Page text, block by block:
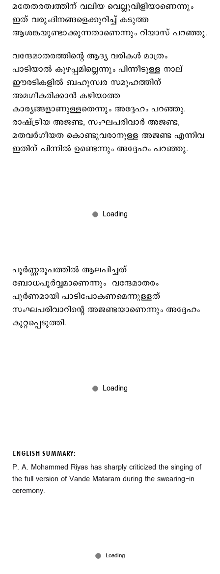
മതേതരത്വത്തിന് വലിയ വെല്ലുവിളിയാണെന്നും
ഇത് വരുംദിനങ്ങളെക്കുറിച്ച് കടുത്ത
ആശങ്കയുണ്ടാക്കുന്നതാണെന്നും റിയാസ് പറഞ്ഞു.
വന്ദേമാതരത്തിന്റെ ആദ്യ വരികൾ മാത്രം
പാടിയാല്‍ കുഴപ്പമില്ലെന്നും പിന്നീടുള്ള നാല്
ഈരടികളില്‍ ബഹുസ്വര സമൂഹത്തിന്
അമഗീകരിക്കാന്‍ കഴിയാത്ത
കാര്യങ്ങളാണുള്ളതെന്നും അദ്ദേഹം പറഞ്ഞു.
രാഷ്ട്രീയ അജണ്ട, സംഘപരിവാര്‍ അജണ്ട,
മതവര്‍ഗീയത കൊണ്ടുവരാനുള്ള അജണ്ട എന്നിവ
ഇതിന് പിന്നില്‍ ഉണ്ടെന്നും അദ്ദേഹം പറഞ്ഞു.
പൂർണ്ണരൂപത്തിൽ ആലപിച്ചത്
ബോധപൂർവ്വമാണെന്നും വന്ദേമാതരം
പൂര്‍ണമായി പാടിപോകണമെന്നുള്ളത്
സംഘപരിവാറിന്റെ അജണ്ടയാണെന്നും അദ്ദേഹം
കുറ്റപ്പെടുത്തി.
ENGLISH SUMMARY:
P. A. Mohammed Riyas has sharply criticized the singing of
the full version of Vande Mataram during the swearing-in
ceremony.